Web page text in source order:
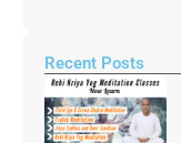
Recent Posts